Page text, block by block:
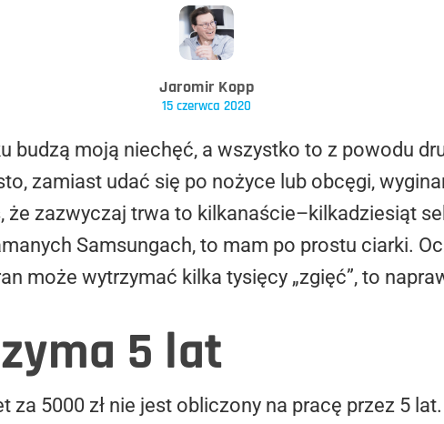
Jaromir Kopp
15 czerwca 2020
budzą moją niechęć, a wszystko to z powodu
zamiast udać się po nożyce lub obcęgi,
że zazwyczaj trwa to kilkanaście–kilkadziesiąt
Samsungach, to mam po prostu ciarki.
może wytrzymać kilka tysięcy „zgięć”, to
5 lat
za 5000 zł nie jest obliczony na pracę przez 5